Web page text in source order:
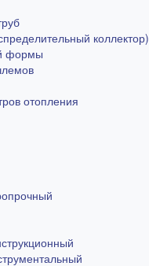
коллектор)
формы
отопления